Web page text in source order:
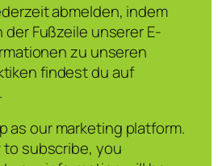
abmelden, indem
der Fußzeile unserer E-
zu unseren
findest du auf
as our marketing platform.
to subscribe, you